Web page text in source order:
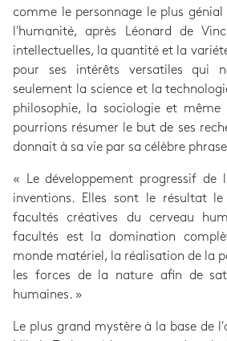
comme le personnage le plus
l'humanité, après Léonard de
intellectuelles, la quantité et la
pour ses intérêts versatiles qui
seulement la science et la
philosophie, la sociologie et même
pourrions résumer le but de ses
donnait à sa vie par sa célèbre
« Le développement progressif de
inventions. Elles sont le résultat
facultés créatives du cerveau
facultés est la domination
monde matériel, la réalisation de la
les forces de la nature afin de
humaines. »
Le plus grand mystère à la base de